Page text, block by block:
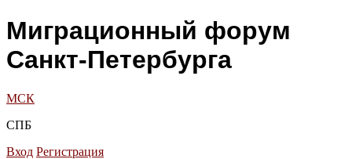
Миграционный форум
Санкт-Петербурга
МСК
СПБ
Вход Регистрация